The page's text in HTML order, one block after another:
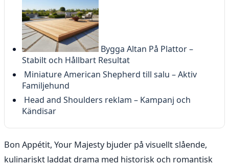
Bygga Altan På Plattor –
Stabilt och Hållbart Resultat
Miniature American Shepherd till salu – Aktiv
Familjehund
Head and Shoulders reklam – Kampanj och
Kändisar
Bon Appétit, Your Majesty bjuder på visuellt slående,
kulinariskt laddat drama med historisk och romantisk